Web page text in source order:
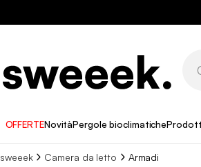
OFFERTENovitàPergole bioclimatiche
sweeek Camera da letto Armadi